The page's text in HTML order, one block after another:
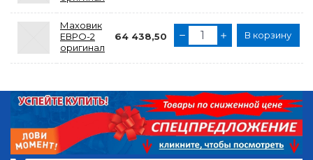
Маховик
ЕВРО-2
оригинал
64 438,50 В корзину